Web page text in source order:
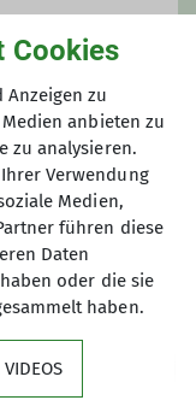
Name
dieser
an
Du als
Cookies
zu
anbieten zu
zu analysieren.
Verwendung
Medien,
führen diese
Daten
oder die sie
haben.